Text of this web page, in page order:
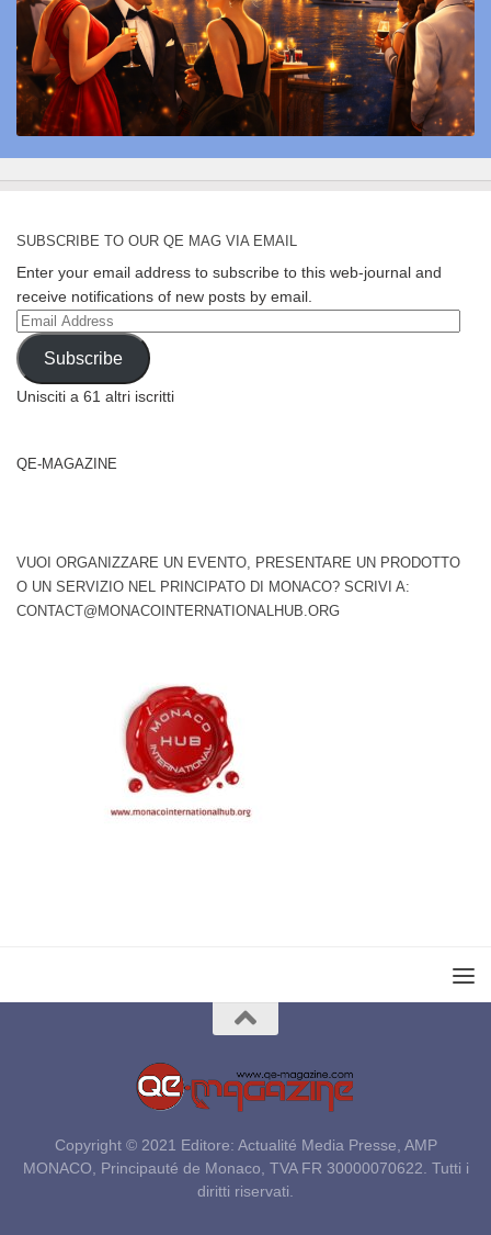
SUBSCRIBE TO OUR QE MAG VIA EMAIL
Enter your email address to subscribe to this web-journal and
receive notifications of new posts by email.
Email
Address
Subscribe
Unisciti a 61 altri iscritti
QE-MAGAZINE
VUOI ORGANIZZARE UN EVENTO, PRESENTARE UN PRODOTTO
O UN SERVIZIO NEL PRINCIPATO DI MONACO? SCRIVI A:
CONTACT@MONACOINTERNATIONALHUB.ORG
Copyright © 2021 Editore: Actualité Media Presse, AMP
MONACO, Principauté de Monaco, TVA FR 30000070622. Tutti i
diritti riservati.